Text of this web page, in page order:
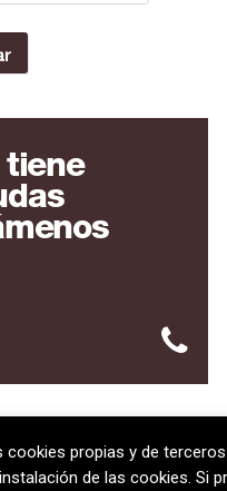
tiene
del Penedès ·
cookies propias y de
de las cookies. Si